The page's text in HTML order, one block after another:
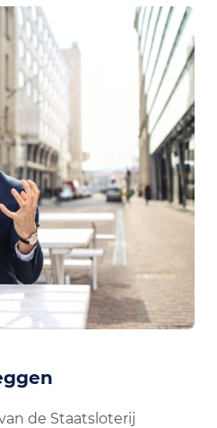
de Staatsloterij